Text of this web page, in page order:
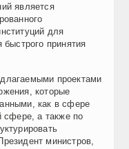
является
для
принятия
проектами
которые
как в сфере
сфере, а также по
министров,